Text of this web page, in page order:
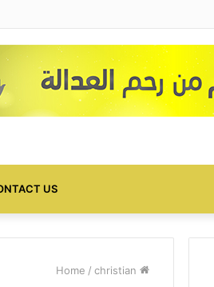
US
/ christian